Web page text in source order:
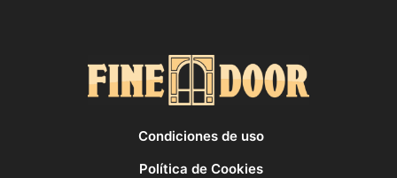
Condiciones de uso
Política de Cookies